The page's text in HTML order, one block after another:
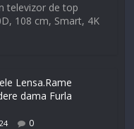
televizor de top
108 cm, Smart, 4K
Lensa.Rame
dama Furla
0